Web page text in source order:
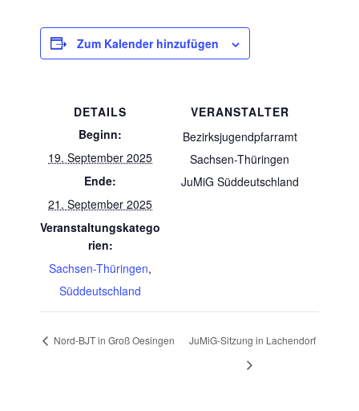
Zum Kalender hinzufügen
DETAILS
Beginn:
19. September 2025
Ende:
21. September 2025
Veranstaltungskatego
rien:
Sachsen-Thüringen,
Süddeutschland
VERANSTALTER
Bezirksjugendpfarramt
Sachsen-Thüringen
JuMiG Süddeutschland
Nord-BJT in Groß Oesingen JuMiG-Sitzung in Lachendorf